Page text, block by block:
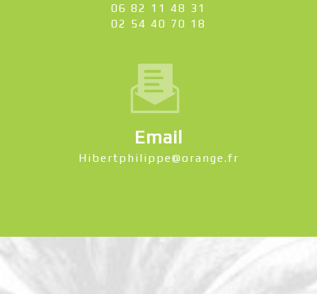
06 82 11 48 31
02 54 40 70 18
Email
hibertphilippe@orange.fr